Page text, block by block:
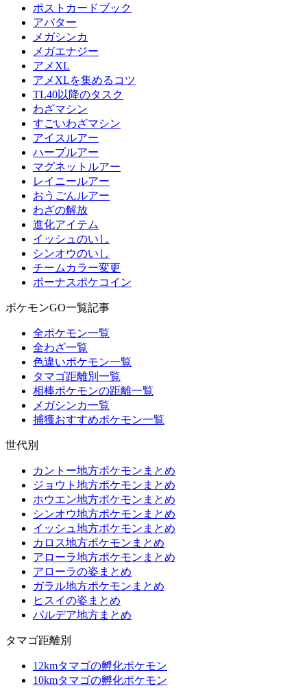
ポストカードブック
アバター
メガシンカ
メガエナジー
アメXL
アメXLを集めるコツ
TL40以降のタスク
わざマシン
すごいわざマシン
アイスルアー
ハーブルアー
マグネットルアー
レイニールアー
おうごんルアー
わざの解放
進化アイテム
イッシュのいし
シンオウのいし
チームカラー変更
ボーナスポケコイン
ポケモンGO一覧記事
全ポケモン一覧
全わざ一覧
色違いポケモン一覧
タマゴ距離別一覧
相棒ポケモンの距離一覧
メガシンカ一覧
捕獲おすすめポケモン一覧
世代別
カントー地方ポケモンまとめ
ジョウト地方ポケモンまとめ
ホウエン地方ポケモンまとめ
シンオウ地方ポケモンまとめ
イッシュ地方ポケモンまとめ
カロス地方ポケモンまとめ
アローラ地方ポケモンまとめ
アローラの姿まとめ
ガラル地方ポケモンまとめ
ヒスイの姿まとめ
パルデア地方まとめ
タマゴ距離別
12kmタマゴの孵化ポケモン
10kmタマゴの孵化ポケモン